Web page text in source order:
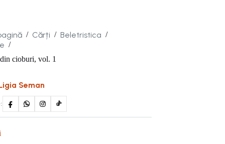
/ Cărți / Beletristica /
/
cioburi, vol. 1
Seman